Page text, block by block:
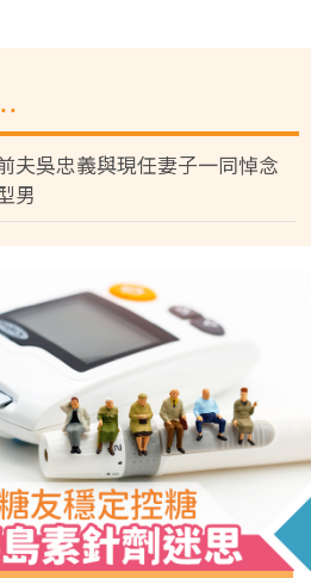
夫吳忠義與現任妻子一同悼念
男